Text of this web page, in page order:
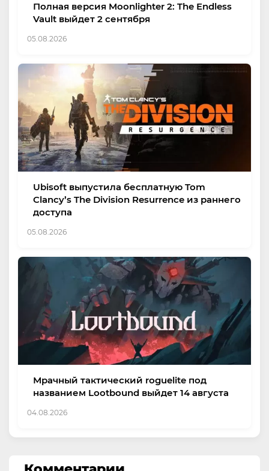
Полная версия Moonlighter 2: The Endless
Vault выйдет 2 сентября
05.08.2026
Ubisoft выпустила бесплатную Tom
Clancy’s The Division Resurrence из раннего
доступа
05.08.2026
Мрачный тактический roguelite под
названием Lootbound выйдет 14 августа
04.08.2026